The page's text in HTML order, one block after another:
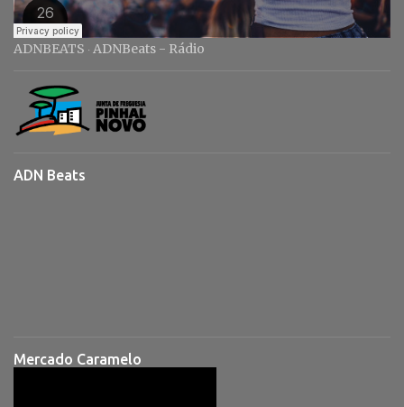
ADNBEATS · ADNBeats - Rádio
ADN Beats
Mercado Caramelo